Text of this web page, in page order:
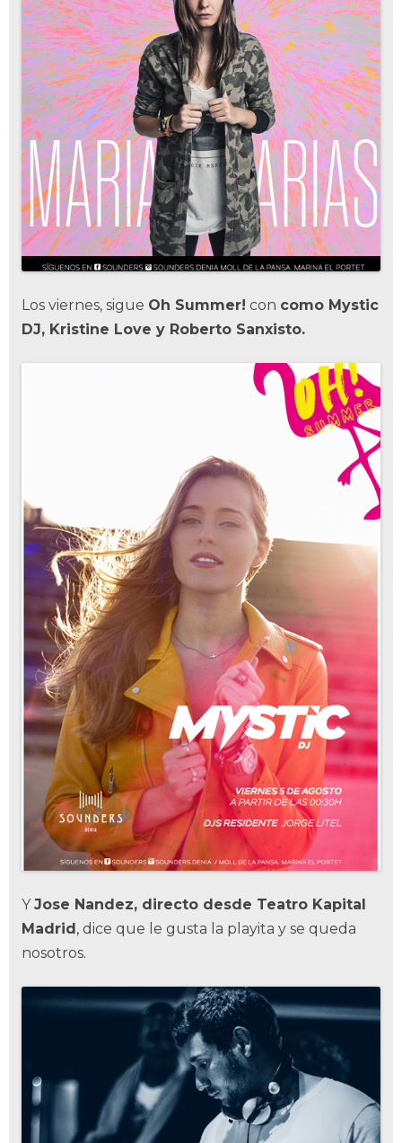
Los viernes, sigue Oh Summer! con como Mystic
DJ, Kristine Love y Roberto Sanxisto.
YJose Nandez, directo desde Teatro Kapital
Madrid, dice que le gusta la playita y se queda
nosotros.